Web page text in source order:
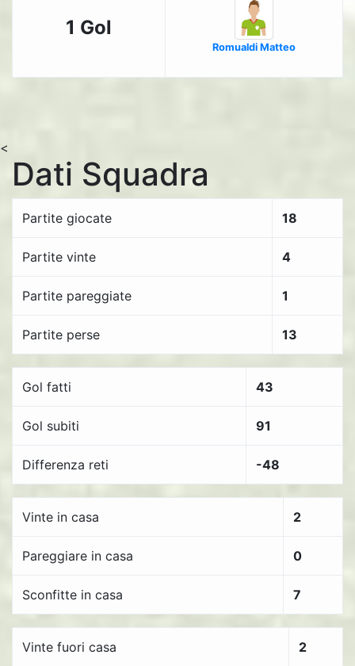
1 Gol
Romualdi Matteo
<
Dati Squadra
Partite giocate 18
Partite vinte 4
Partite pareggiate 1
Partite perse 13
Gol fatti 43
Gol subiti 91
Differenza reti -48
Vinte in casa 2
Pareggiare in casa 0
Sconfitte in casa 7
Vinte fuori casa 2